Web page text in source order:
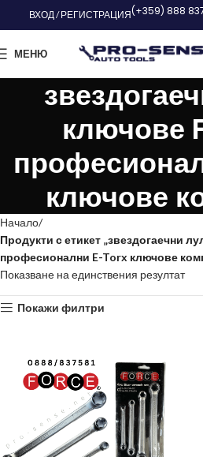
ВХОД / РЕГИСТРАЦИЯ(+359) 888
МЕНЮ
ключове
ключове
Начало
Продукти с етикет „звездогаечни
професионални E-Torx ключове
Показване на единствения резултат
Покажи филтри